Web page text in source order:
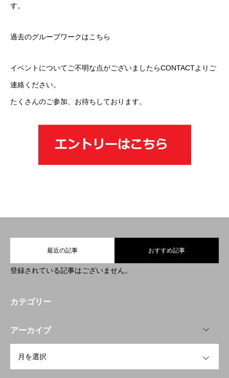
す。
過去のグループワークはこちら
イベントについてご不明な点がございましたらCONTACTよりご
連絡ください。
たくさんのご参加、お待ちしております。
最近の記事 おすすめ記事
登録されている記事はございません。
カテゴリー
アーカイブ